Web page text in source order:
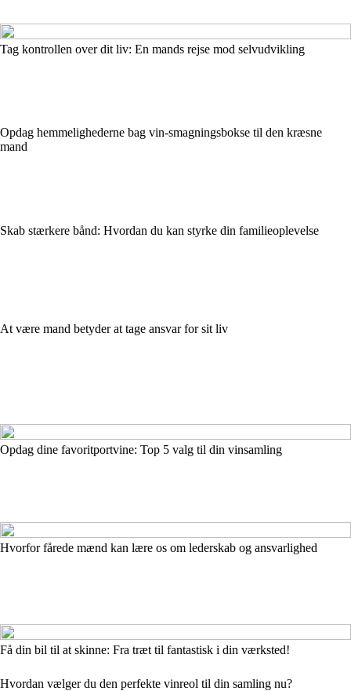
Tag kontrollen over dit liv: En mands rejse mod selvudvikling
Opdag hemmelighederne bag vin-smagningsbokse til den kræsne
mand
Skab stærkere bånd: Hvordan du kan styrke din familieoplevelse
At være mand betyder at tage ansvar for sit liv
Opdag dine favoritportvine: Top 5 valg til din vinsamling
Hvorfor fårede mænd kan lære os om lederskab og ansvarlighed
Få din bil til at skinne: Fra træt til fantastisk i din værksted!
Hvordan vælger du den perfekte vinreol til din samling nu?